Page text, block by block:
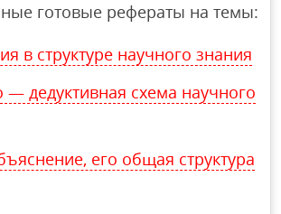
готовые рефераты на темы:
в структуре научного знания
— дедуктивная схема научного
его общая структура